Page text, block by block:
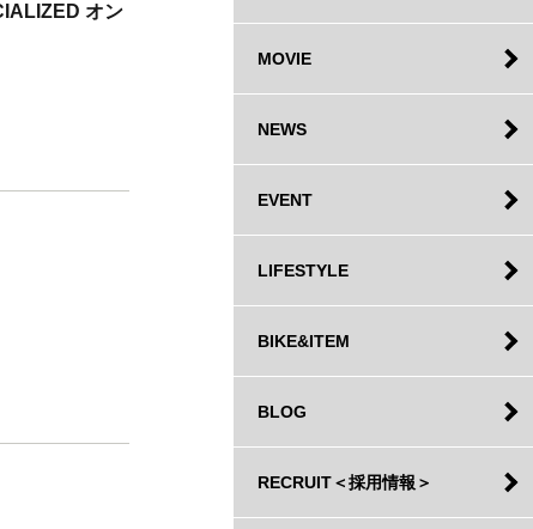
オン
MOVIE
NEWS
EVENT
LIFESTYLE
BIKE&ITEM
BLOG
RECRUIT＜採用情報＞